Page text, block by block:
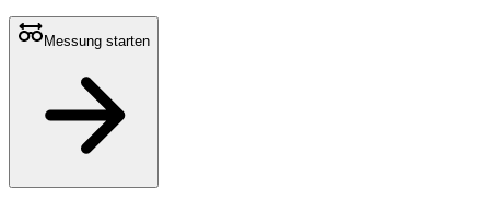
Messung starten